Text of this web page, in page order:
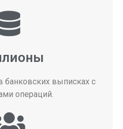
банковских выписках с
операций.